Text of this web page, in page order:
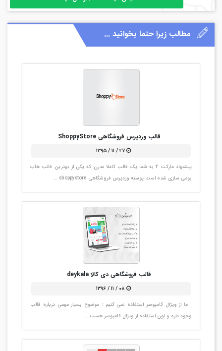
مطالب زیرا حتما بخوانید ...
قالب وردپرس فروشگاهی ShoppyStore
۲۷ / ۱۱ / ۱۳۹۵
پیشنهاد مارکت 4 به شما یک قالب کاملا مدرن که یکی از بهترین قالب هاب
بومی سازی شده است پوسته وردپرس فروشگاهی shoppystore …
قالب فروشگاهی دی کالا deykala
۰۸ / ۱۱ / ۱۳۹۶
ما از ویژال کامپوسر استفاده نمی کنیم : موضوع بسیار مهمی درباره قالب
وجود داره و اون استفاده از ویژال کامپوسر هست …